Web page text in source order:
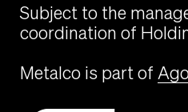
Subject to the
coordination of
Metalco is part of